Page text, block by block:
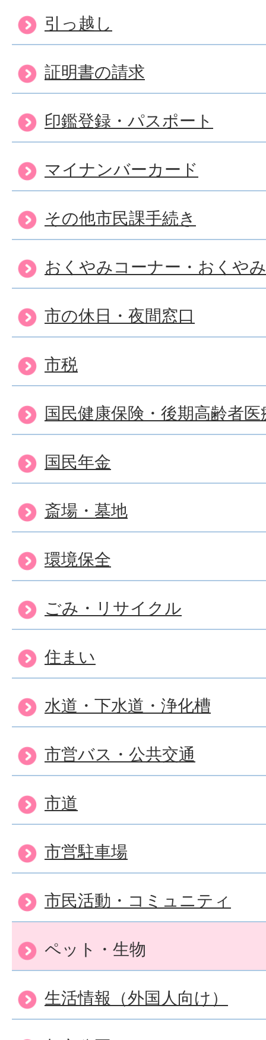
引っ越し
証明書の請求
印鑑登録・パスポート
マイナンバーカード
その他市民課手続き
おくやみコーナー・おくや
市の休日・夜間窓口
市税
国民健康保険・後期高齢者医
国民年金
斎場・墓地
環境保全
ごみ・リサイクル
住まい
水道・下水道・浄化槽
市営バス・公共交通
市道
市営駐車場
市民活動・コミュニティ
ペット・生物
生活情報（外国人向け）